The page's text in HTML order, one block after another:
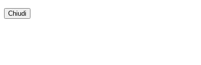
Chiudi